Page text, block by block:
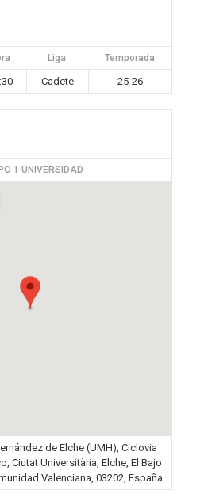
Liga Temporada
Cadete 25-26
1 UNIVERSIDAD
de Elche (UMH), Ciclovia
Ciutat Universitària, Elche, El Bajo
Valenciana, 03202, España